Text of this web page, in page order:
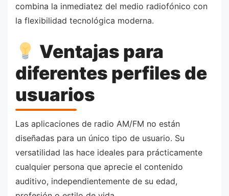
combina la inmediatez del medio radiofónico con
la flexibilidad tecnológica moderna.
Ventajas para
diferentes perfiles de
usuarios
Las aplicaciones de radio AM/FM no están
diseñadas para un único tipo de usuario. Su
versatilidad las hace ideales para prácticamente
cualquier persona que aprecie el contenido
auditivo, independientemente de su edad,